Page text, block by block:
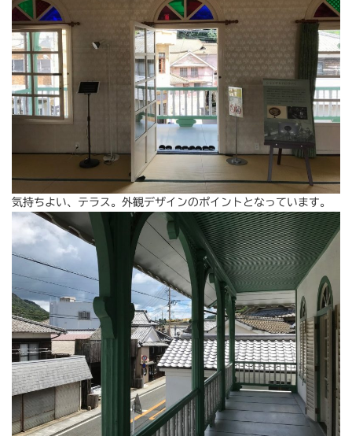
気持ちよい、テラス。外観デザインのポイントとなっています。